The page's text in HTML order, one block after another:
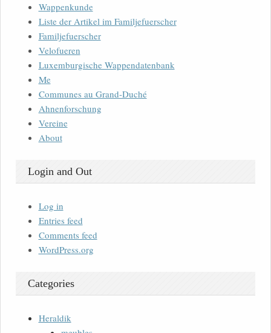
Wappenkunde
Liste der Artikel im Familjefuerscher
Familjefuerscher
Velofueren
Luxemburgische Wappendatenbank
Me
Communes au Grand-Duché
Ahnenforschung
Vereine
About
Login and Out
Log in
Entries feed
Comments feed
WordPress.org
Categories
Heraldik